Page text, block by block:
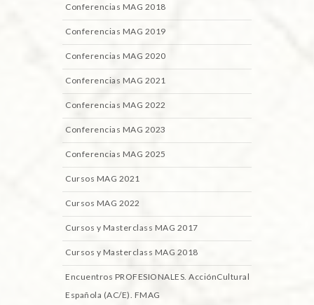
Conferencias MAG 2018
Conferencias MAG 2019
Conferencias MAG 2020
Conferencias MAG 2021
Conferencias MAG 2022
Conferencias MAG 2023
Conferencias MAG 2025
Cursos MAG 2021
Cursos MAG 2022
Cursos y Masterclass MAG 2017
Cursos y Masterclass MAG 2018
Encuentros PROFESIONALES. AcciónCultural
Española (AC/E). FMAG